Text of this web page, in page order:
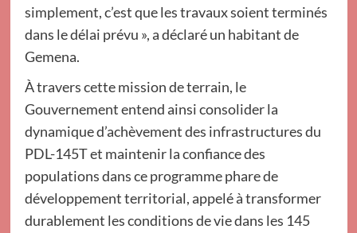
simplement, c’est que les travaux soient terminés
dans le délai prévu », a déclaré un habitant de
Gemena.
À travers cette mission de terrain, le
Gouvernement entend ainsi consolider la
dynamique d’achèvement des infrastructures du
PDL-145T et maintenir la confiance des
populations dans ce programme phare de
développement territorial, appelé à transformer
durablement les conditions de vie dans les 145